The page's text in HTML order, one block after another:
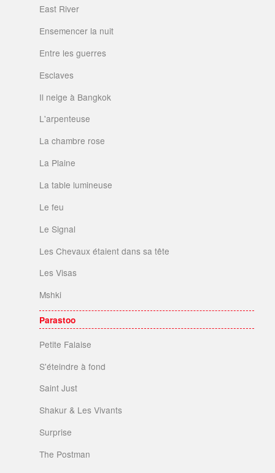
East River
Ensemencer la nuit
Entre les guerres
Esclaves
Il neige à Bangkok
L'arpenteuse
La chambre rose
La Plaine
La table lumineuse
Le feu
Le Signal
Les Chevaux étaient dans sa tête
Les Visas
Mshki
Parastoo
Petite Falaise
S'éteindre à fond
Saint Just
Shakur & Les Vivants
Surprise
The Postman